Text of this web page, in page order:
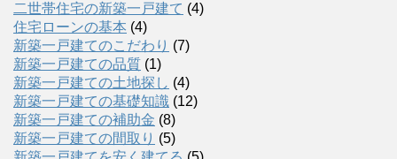
二世帯住宅の新築一戸建て (4)
住宅ローンの基本 (4)
新築一戸建てのこだわり (7)
新築一戸建ての品質 (1)
新築一戸建ての土地探し (4)
新築一戸建ての基礎知識 (12)
新築一戸建ての補助金 (8)
新築一戸建ての間取り (5)